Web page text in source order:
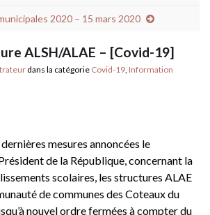
2020 – 15 mars 2020
ALSH/ALAE – [Covid-19]
dans la catégorie Covid-19, Information
mesures annoncées le
de la République, concernant la
scolaires, les structures ALAE
de communes des Coteaux du
nouvel ordre fermées à compter du